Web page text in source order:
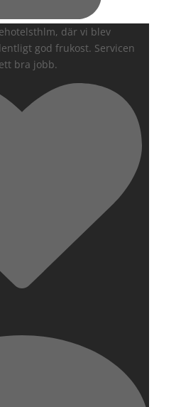
där vi blev
god frukost. Servicen
bra jobb.